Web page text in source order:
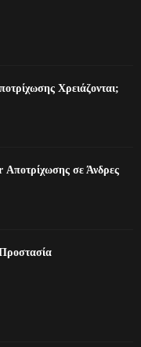
Χρειάζονται;
Αποτρίχωσης σε Άνδρες